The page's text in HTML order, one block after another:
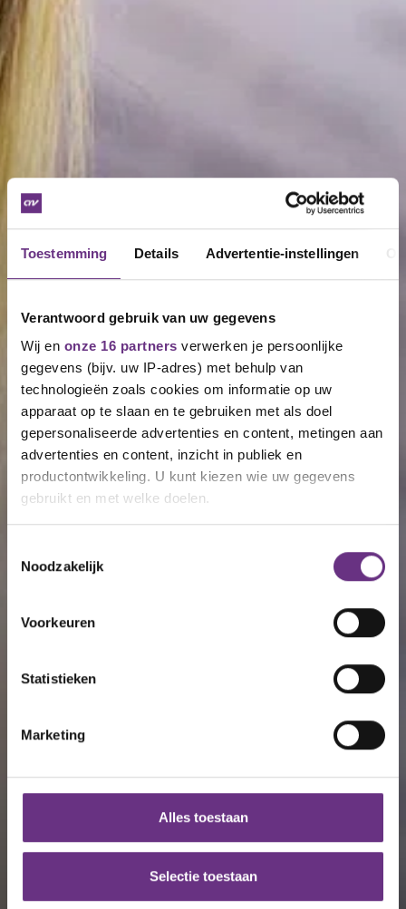
Toestemming Details Advertentie-instellingen
Verantwoord gebruik van uw gegevens
Wij en onze 16 partners verwerken je persoonlijke
gegevens (bijv. uw IP-adres) met behulp van
technologieën zoals cookies om informatie op uw
apparaat op te slaan en te gebruiken met als doel
gepersonaliseerde advertenties en content, metingen aan
advertenties en content, inzicht in publiek en
productontwikkeling. U kunt kiezen wie uw gegevens
gebruikt en met welke doelen.
Informatie verzamelen over uw geografische
Uw apparaat identificeren door het actief te
scannen op specifieke eigenschappen (fingerprinting)
verwerkt en stel uw voorkeuren in het
detailgedeelte in.
en om ons websiteverkeer te analyseren. Ook delen we
partners voor social media, adverteren en analyse. Deze
partners kunnen deze gegevens combineren met andere
informatie die u aan ze heeft verstrekt of die ze hebben
Noodzakelijk
Voorkeuren
Statistieken
Marketing
Alles toestaan
Selectie toestaan